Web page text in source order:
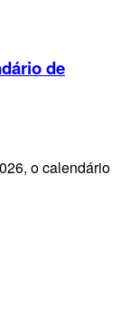
de
o calendário